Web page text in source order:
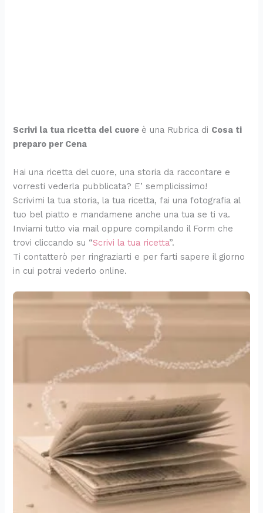
Scrivi la tua ricetta del cuore è una Rubrica di Cosa ti
preparo per Cena
Hai una ricetta del cuore, una storia da raccontare e
vorresti vederla pubblicata? E’ semplicissimo!
Scrivimi la tua storia, la tua ricetta, fai una fotografia al
tuo bel piatto e mandamene anche una tua se ti va.
Inviami tutto via mail oppure compilando il Form che
trovi cliccando su “Scrivi la tua ricetta”.
Ti contatterò per ringraziarti e per farti sapere il giorno
in cui potrai vederlo online.